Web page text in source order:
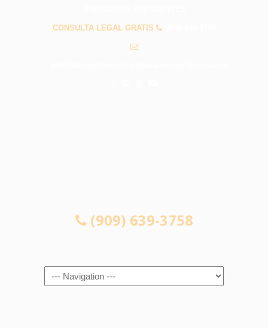
CONSULTA LEGAL GRATIS
(909) 639-3758
Navigation